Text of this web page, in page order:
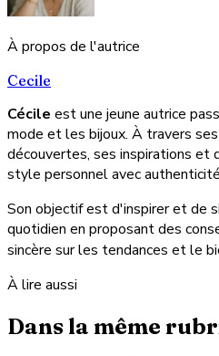
À propos de l'autrice
Cecile
Cécile est une jeune autrice
mode et les bijoux. À travers
découvertes, ses inspirations et
style personnel avec
Son objectif est d'inspirer et de
quotidien en proposant des
sincère sur les tendances et le
À lire aussi
Dans la même